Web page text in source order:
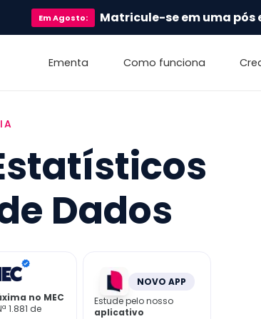
EmAgosto: Matricule-se em uma pós
Ementa Como funciona
Dados
no MEC
1.881 de
NOVO APP
Estude pelo nosso
aplicativo